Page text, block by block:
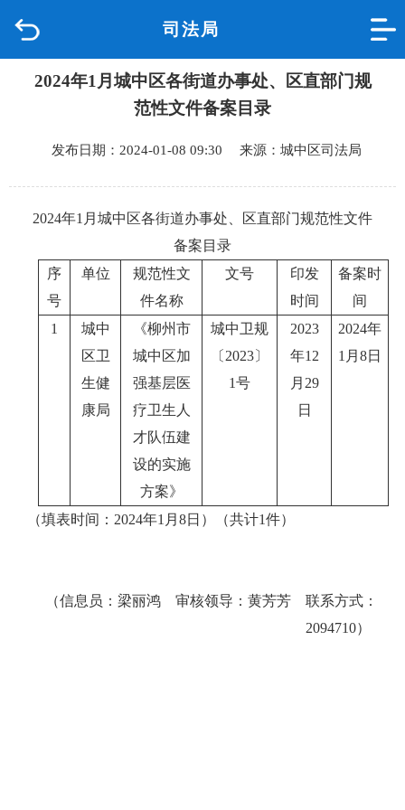
司法局
品质城中
政府信息公开
互动回应
数据专题
2024年1月城中区各街道办事处、区直部门规
范性文件备案目录
发布日期：2024-01-08 09:30 来源：城中区司法局
2024年1月城中区各街道办事处、区直部门规范性文件
备案目录
序
号
单位
规范性文
件名称
文号
印发
时间
备案时
间
1
城中
区卫
生健
康局
《柳州市
城中区加
强基层医
疗卫生人
才队伍建
设的实施
方案》
城中卫规
〔 2023〕
1号
2023
年12
月 29
日
2024年
1 月 8日
（填表时间： 2024年1 月 8日）（共计1件）
（信息员：梁丽鸿 审核领导：黄芳芳 联系方式：
2094710）